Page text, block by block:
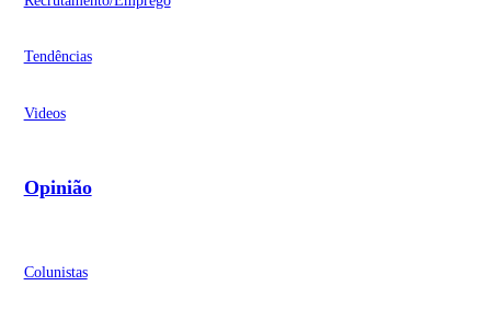
Tendências
Videos
Opinião
Colunistas